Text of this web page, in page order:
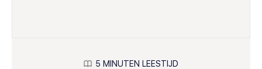
5 MINUTEN LEESTIJD